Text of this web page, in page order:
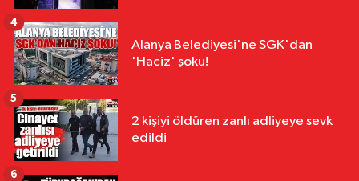
Alanya Belediyesi'ne SGK'dan
'Haciz' şoku!
4
2 kişiyi öldüren zanlı adliyeye sevk
edildi
5
6